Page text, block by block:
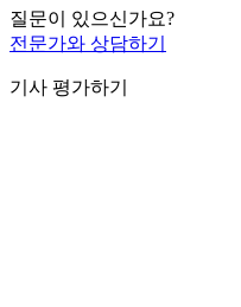
질문이 있으신가요?
전문가와 상담하기
기사 평가하기